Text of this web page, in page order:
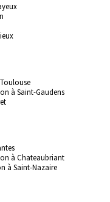
à Saint-Gaudens
à Chateaubriant
à Saint-Nazaire